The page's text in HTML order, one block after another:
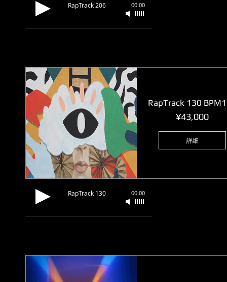
RapTrack 206 00:00
RapTrack 130
¥43,000価
詳細
RapTrack 130 00:00